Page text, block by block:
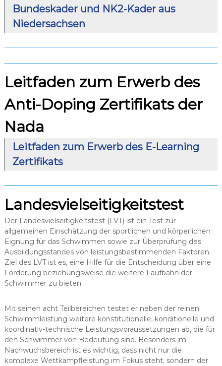
Bundeskader und NK2-Kader aus
Niedersachsen
Leitfaden zum Erwerb des
Anti-Doping Zertifikats der
Nada
Leitfaden zum Erwerb des E-Learning
Zertifikats
Landesvielseitigkeitstest
Der Landesvielseitigkeitstest (LVT) ist ein Test zur
allgemeinen Einschätzung der sportlichen und körperlichen
Eignung für das Schwimmen sowie zur Überprüfung des
Ausbildungsstandes von leistungsbestimmenden Faktoren.
Ziel des LVT ist es, eine Hilfe für die Entscheidung über eine
Förderung beziehungsweise die weitere Laufbahn der
Schwimmer zu bieten.
Mit seinen acht Teilbereichen testet er neben der reinen
Schwimmleistung weitere konstitutionelle, konditionelle und
koordinativ-technische Leistungsvoraussetzungen ab, die für
den Schwimmer von Bedeutung sind. Besonders im
Nachwuchsbereich ist es wichtig, dass nicht nur die
komplexe Wettkampfleistung im Fokus steht, sondern der